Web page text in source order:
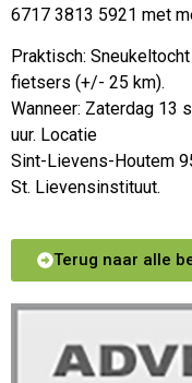
6717 3813 5921 met
Praktisch:
fietsers (+/- 25 km).
Wanneer: Zaterdag 13
uur. Locatie
Sint-Lievens-Houtem
St. Lievensinstituut.
Terug naar alle